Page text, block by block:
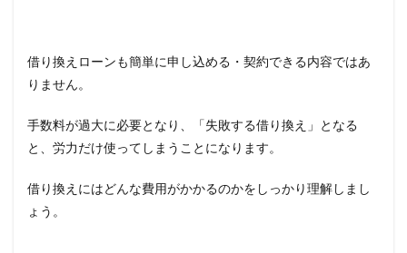
借り換えローンも簡単に申し込める・契約できる内容ではあ
りません。
手数料が過大に必要となり、「失敗する借り換え」となる
と、労力だけ使ってしまうことになります。
借り換えにはどんな費用がかかるのかをしっかり理解しまし
ょう。